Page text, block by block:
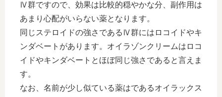
Ⅳ群ですので、効果は比較的穏やかな分、副作用は
あまり心配がいらない薬となります。
同じステロイドの強さであるⅣ群にはロコイドやキ
ンダベートがあります。オイラゾンクリームはロコ
イドやキンダベートとほぼ同じ強さであると言えま
す。
なお、名前が少し似ている薬はであるオイラックス